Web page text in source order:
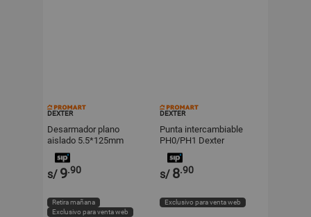
DEXTER
Desarmador plano
aislado 5.5*125mm
Dexter
s/ 9.90
Retira mañana
Exclusivo para venta web
DEXTER
Punta intercambiable
PH0/PH1 Dexter
s/ 8.90
Exclusivo para venta web